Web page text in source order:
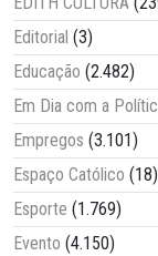
Editorial (3)
Educação (2.482)
Em Dia com a
Empregos (3.101)
Espaço Católico (18)
Esporte (1.769)
Evento (4.150)